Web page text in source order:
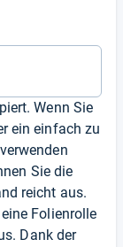
Wenn Sie
ein einfach zu
Sie die
reicht aus.
Folienrolle
Dank der